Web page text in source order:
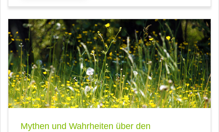
Mythen und Wahrheiten über den